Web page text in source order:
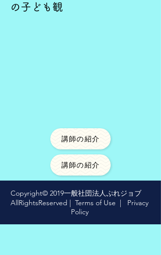
の子ども観
講師の紹介
講師の紹介
Copyright© 2019一般社団法人ぷれジョブ
AllRightsReserved | Terms of Use |
Privacy
Policy